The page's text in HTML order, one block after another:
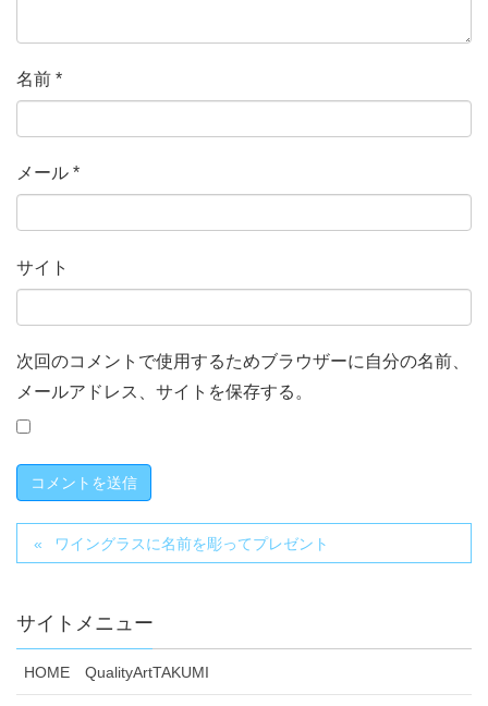
名前 *
メール *
サイト
次回のコメントで使用するためブラウザーに自分の名前、
メールアドレス、サイトを保存する。
ワイングラスに名前を彫ってプレゼント
サイトメニュー
HOME QualityArtTAKUMI